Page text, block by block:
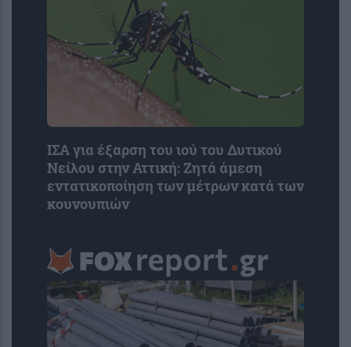
ΙΣΑ για έξαρση του ιού του Δυτικού
Νείλου στην Αττική: Ζητά άμεση
εντατικοποίηση των μέτρων κατά των
κουνουπιών